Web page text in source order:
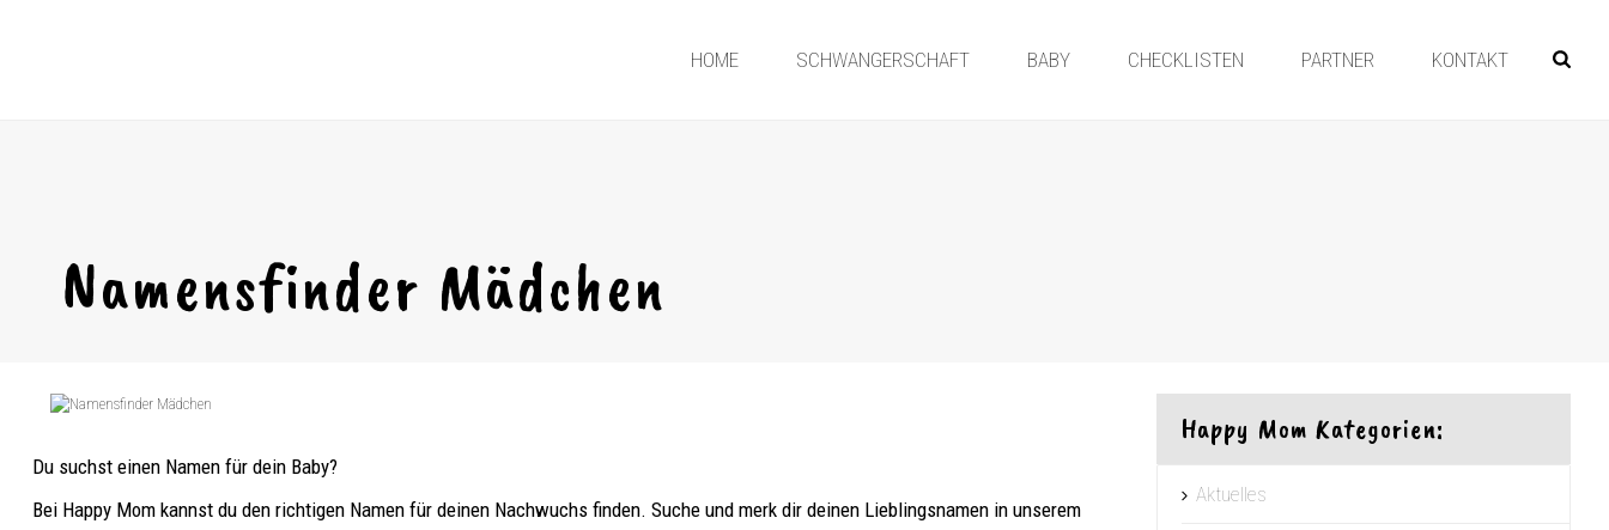
HOME SCHWANGERSCHAFT BABY CHECKLISTEN PARTNER KONTAKT
Namensfinder Mädchen
Du suchst einen Namen für dein Baby?
Bei Happy Mom kannst du den richtigen Namen für deinen Nachwuchs finden. Suche und merk dir deinen Lieblingsnamen in unserem
Happy Mom Kategorien:
Aktuelles